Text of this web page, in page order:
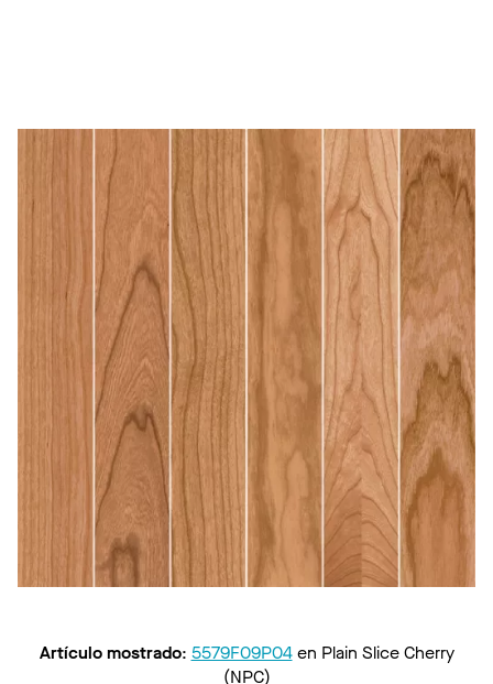
Artículo mostrado: 5579F09P04 en Plain Slice Cherry
(NPC)